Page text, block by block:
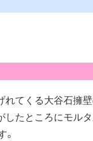
てくる大谷石擁
たところにモル